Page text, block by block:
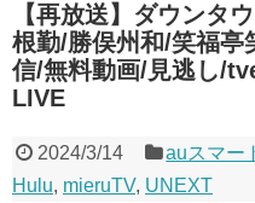
【再放送】ダウンタ
根勤/勝俣州和/笑福亭
信/無料動画/見逃し/
LIVE
2024/3/14 auスマー
Hulu, mieruTV, UNEXT